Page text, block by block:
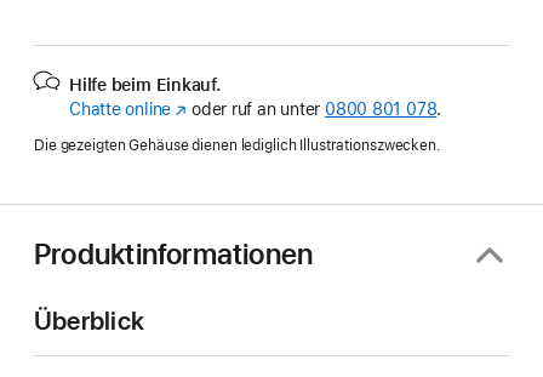
Hilfe beim Einkauf.
Chatte online (Öffnet
neues
oder ruf an unter 0800 801 078.
Die gezeigten Gehäuse dienen lediglich Illustrationszwecken.
Produktinformationen
Überblick